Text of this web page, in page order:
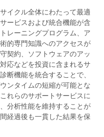
イクル全体にわたって最適
ービスおよび統合機能が含
レーニングプログラム、ア
的専門知識へのアクセスが
契約、ソフトウェアのアッ
応などを投資に含まれるサ
断機能を統合することで、
ンタイムの短縮が可能とな
れらのサポートサービスに
分析性能を維持することが
経過後も一貫した結果を保